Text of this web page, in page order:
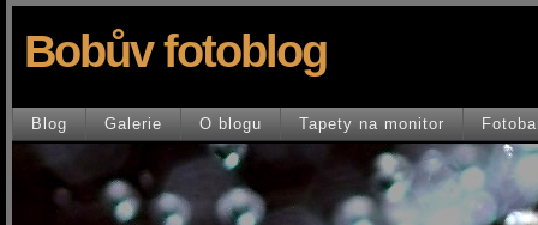
Bobův fotoblog
Blog Galerie O blogu Tapety na monitor